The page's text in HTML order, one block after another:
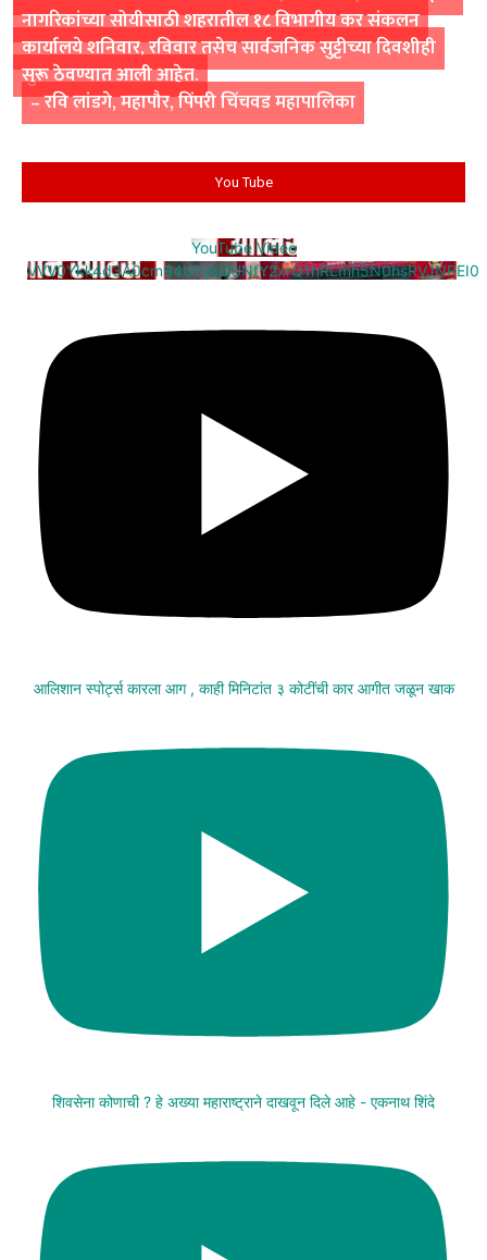
नागरिकांच्या सोयीसाठी शहरातील १८ विभागीय कर संकलन
कार्यालये शनिवार, रविवार तसेच सार्वजनिक सुट्टीच्या दिवशीही
सुरू ठेवण्यात आली आहेत.
– रवि लांडगे, महापौर, पिंपरी चिंचवड महापालिका
You Tube
YouTube Video
VVV0Ykk4d3A0cm94U1VaQUNfY2xrQ1hRLmh5N0hsRVJNREI0
आलिशान स्पोर्ट्स कारला आग , काही मिनिटांत ३ कोटींची कार आगीत जळून खाक
शिवसेना कोणाची ? हे अख्या महाराष्ट्राने दाखवून दिले आहे - एकनाथ शिंदे